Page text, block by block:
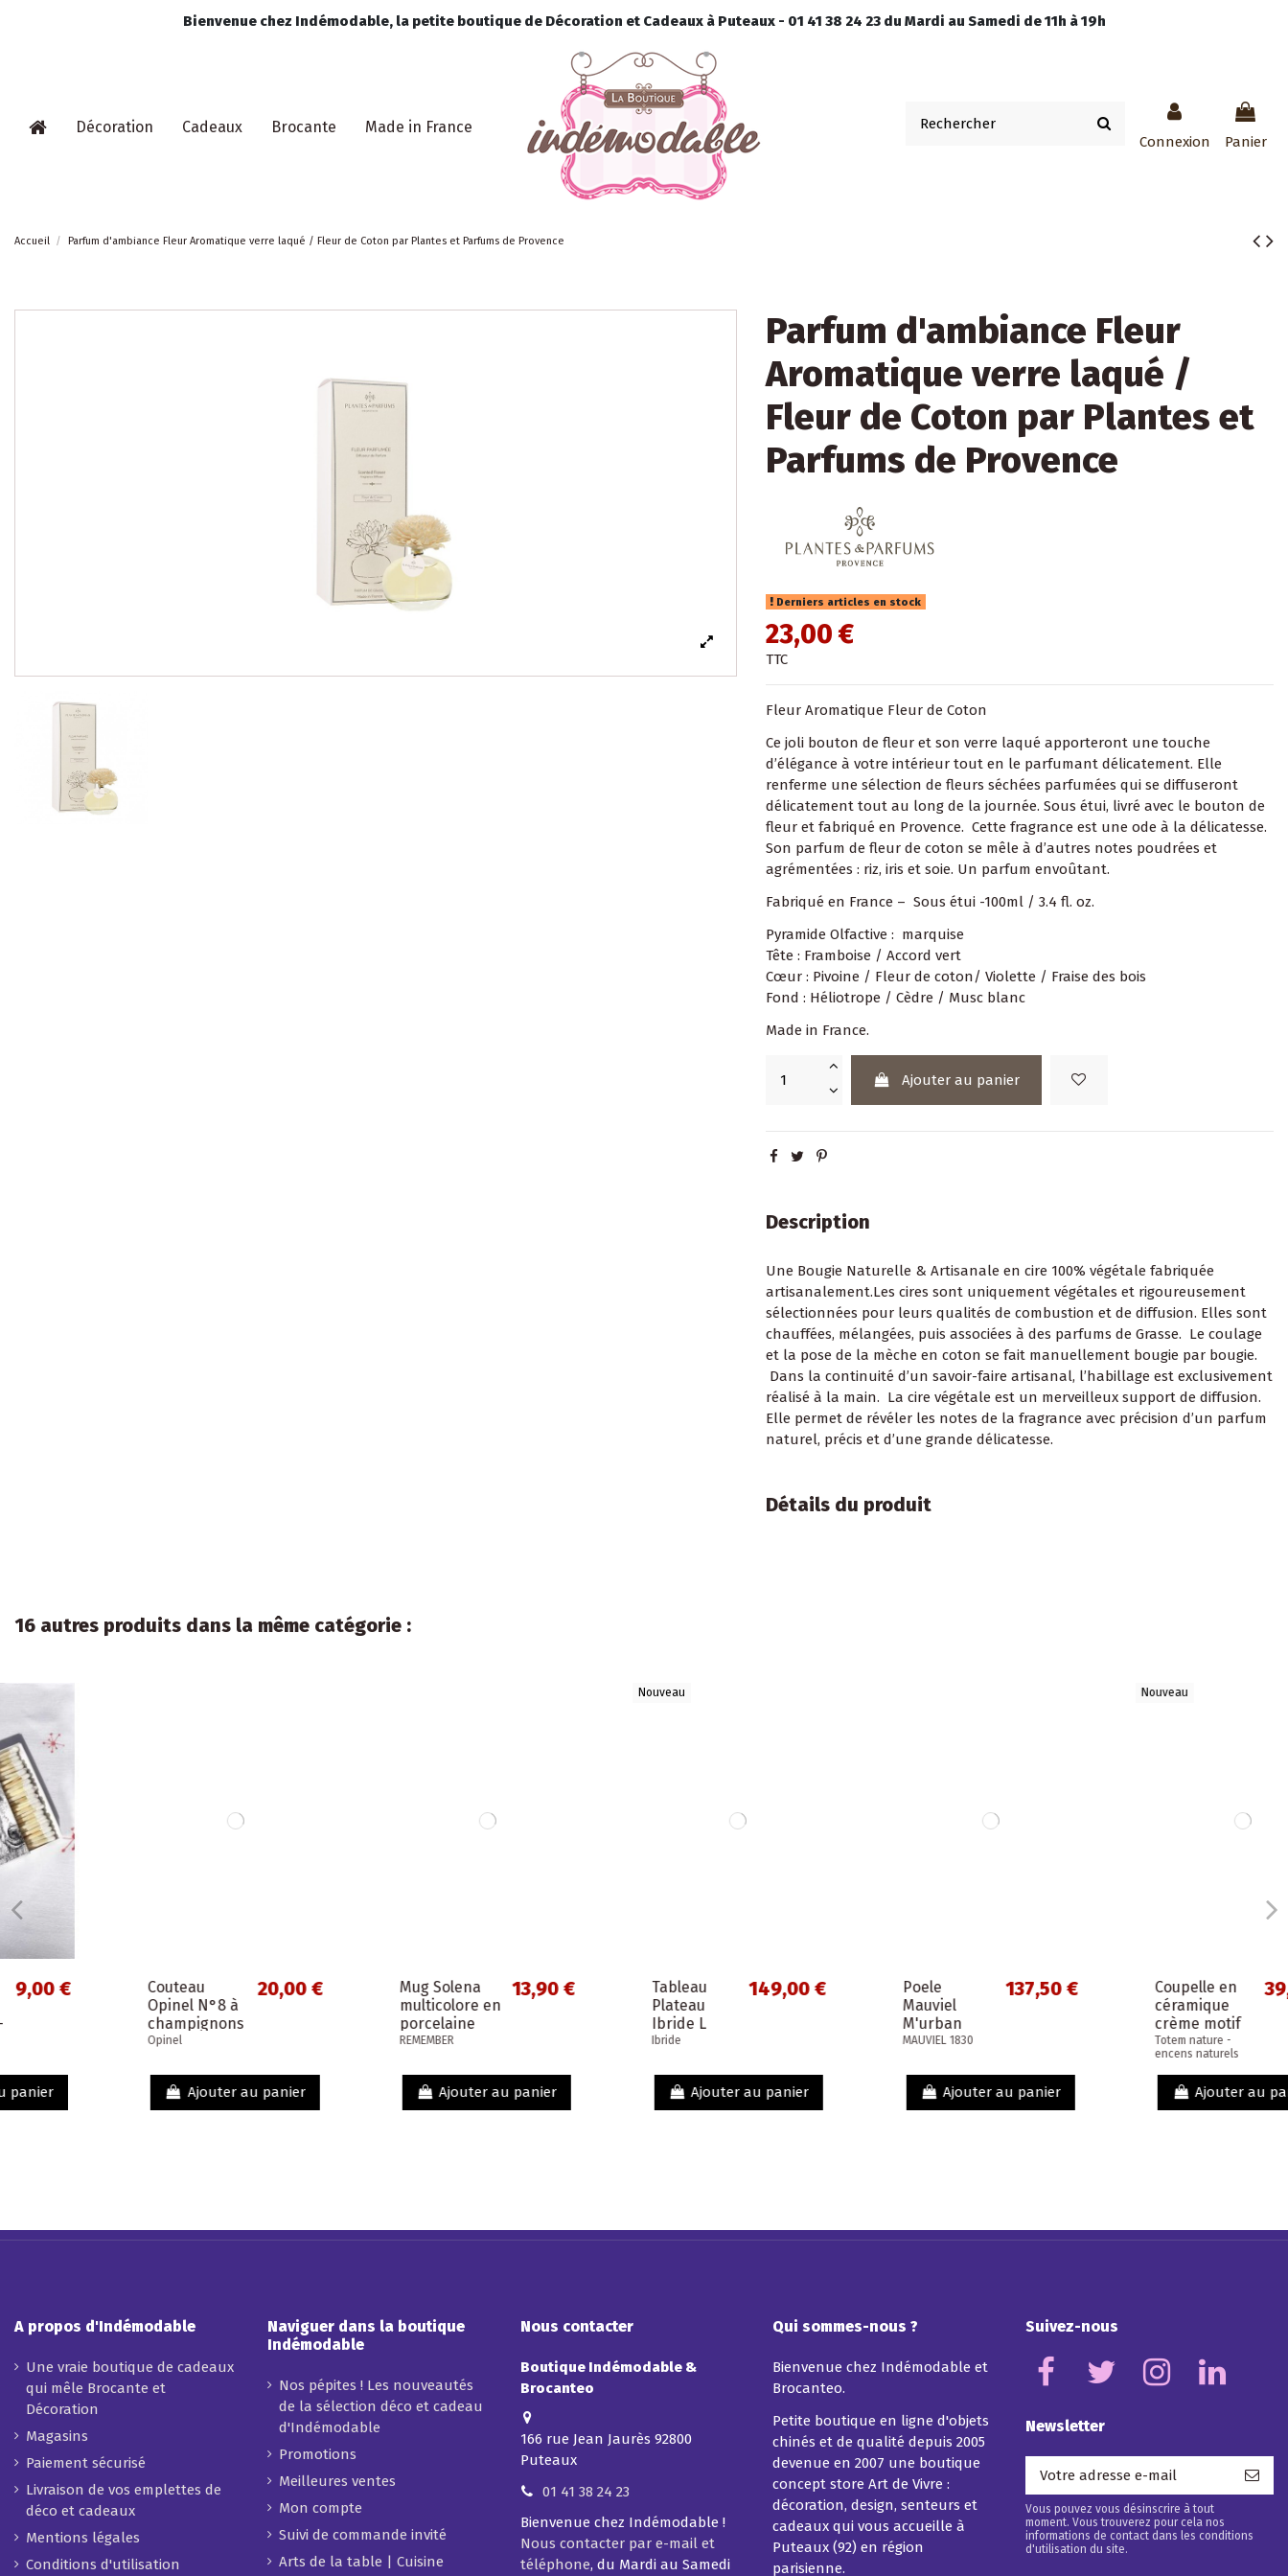
Bienvenue chez Indémodable, la petite boutique de Décoration et Cadeaux à Puteaux - 01 41 38 24 23 du Mardi au Samedi de 11h à 19h
Décoration Cadeaux Brocante Made in France
Connexion Panier
Accueil Parfum d'ambiance Fleur Aromatique verre laqué / Fleur de Coton par Plantes et Parfums de Provence
Parfum d'ambiance Fleur
Aromatique verre laqué /
Fleur de Coton par Plantes et
Parfums de Provence
Derniers articles en stock
23,00 €
TTC
Fleur Aromatique Fleur de Coton
Ce joli bouton de fleur et son verre laqué apporteront une touche
d’élégance à votre intérieur tout en le parfumant délicatement. Elle
renferme une sélection de fleurs séchées parfumées qui se diffuseront
délicatement tout au long de la journée. Sous étui, livré avec le bouton de
fleur et fabriqué en Provence. Cette fragrance est une ode à la délicatesse.
Son parfum de fleur de coton se mêle à d’autres notes poudrées et
agrémentées : riz, iris et soie. Un parfum envoûtant.
Fabriqué en France – Sous étui -100ml / 3.4 fl. oz.
Pyramide Olfactive : marquise
Tête : Framboise / Accord vert
Cœur : Pivoine / Fleur de coton/ Violette / Fraise des bois
Fond : Héliotrope / Cèdre / Musc blanc
Made in France.
Ajouter au panier
Description
Une Bougie Naturelle & Artisanale en cire 100% végétale fabriquée
artisanalement.Les cires sont uniquement végétales et rigoureusement
sélectionnées pour leurs qualités de combustion et de diffusion. Elles sont
chauffées, mélangées, puis associées à des parfums de Grasse. Le coulage
et la pose de la mèche en coton se fait manuellement bougie par bougie.
Dans la continuité d’un savoir-faire artisanal, l’habillage est exclusivement
réalisé à la main. La cire végétale est un merveilleux support de diffusion.
Elle permet de révéler les notes de la fragrance avec précision d’un parfum
naturel, précis et d’une grande délicatesse.
Détails du produit
16 autres produits dans la même catégorie :
Couteau
champignons
20,00 €
Ajouter au panier
Mug Solena
multicolore en
13,90 €
Ajouter au panier
Tableau
Renard
149,00 €
Ajouter au panier
Poele
inoxydable
137,50 €
Ajouter au panier
Coupelle en
Totem Nature
naturel...
39,00 €
Ajouter au panier
A propos d'Indémodable
Une vraie boutique de cadeaux
qui mêle Brocante et
Décoration
Magasins
Paiement sécurisé
Livraison de vos emplettes de
déco et cadeaux
Mentions légales
Conditions d'utilisation
Naviguer dans la boutique
Indémodable
Nos pépites ! Les nouveautés
de la sélection déco et cadeau
d'Indémodable
Promotions
Meilleures ventes
Mon compte
Suivi de commande invité
Arts de la table | Cuisine
Nous contacter
Boutique Indémodable &
Brocanteo
166 rue Jean Jaurès 92800
Puteaux
01 41 38 24 23
Bienvenue chez Indémodable !
Nous contacter par e-mail et
téléphone, du Mardi au Samedi
Qui sommes-nous ?
Bienvenue chez Indémodable et
Brocanteo.
Petite boutique en ligne d'objets
chinés et de qualité depuis 2005
devenue en 2007 une boutique
concept store Art de Vivre :
décoration, design, senteurs et
cadeaux qui vous accueille à
Puteaux (92) en région
parisienne.
Suivez-nous
Newsletter
Vous pouvez vous désinscrire à tout
moment. Vous trouverez pour cela nos
informations de contact dans les conditions
d'utilisation du site.